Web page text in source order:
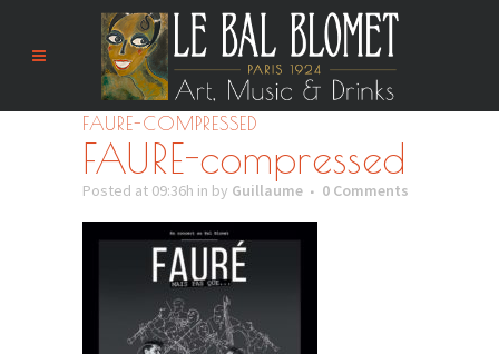
FAURE-COMPRESSED
FAURE-compressed
Posted at 09:36h in by Guillaume 0 Comments